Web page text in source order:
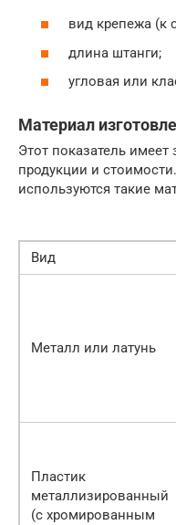
вид крепежа (к
длина штанги;
угловая или
Материал
Этот показатель
продукции и
используются такие
Вид
Металл или латунь
Пластик
металлизированный
(с хромированным